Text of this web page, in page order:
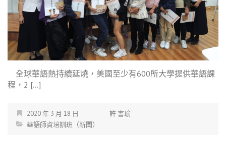
全球華語熱持續延燒，美國至少有600所大學提供華語課
程，2 […]
2020 年 3 月 18 日
許 書瑜
華語師資培訓班（新聞）